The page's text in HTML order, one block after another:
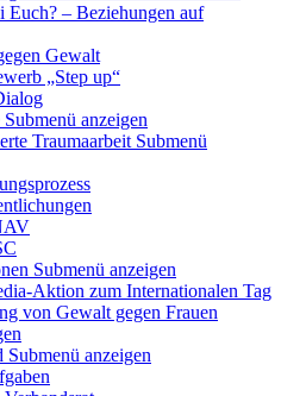
Euch? – Beziehungen auf
Gewalt
„Step up“
Submenü anzeigen
Traumaarbeit Submenü
Submenü anzeigen
Aktion zum Internationalen Tag
von Gewalt gegen Frauen
Submenü anzeigen